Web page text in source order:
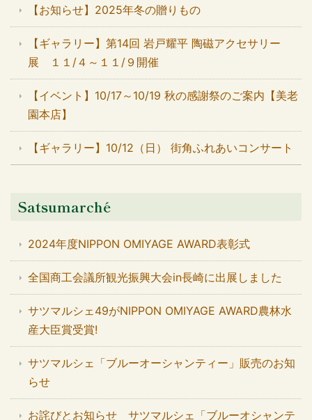
【お知らせ】2025年冬の贈りもの
【ギャラリー】第14回 岩戸耀平 陶磁アクセサリー
展 １１/４～１１/９開催
【イベント】10/17～10/19 秋の感謝祭のご案内【美老
園本店】
【ギャラリー】10/12（日） 街角ふれあいコンサート
Satsumarché
2024年度NIPPON OMIYAGE AWARD表彰式
全国商工会議所観光振興大会in長崎に出展しました
サツマルシェ49がNIPPON OMIYAGE AWARD農林水
産大臣賞受賞!
サツマルシェ「ブルーオーシャンティー」販売のお知
らせ
お詫びとお知らせ サツマルシェ「ブルーオシャンテ